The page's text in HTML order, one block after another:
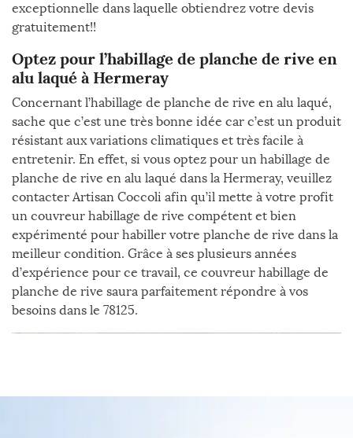
exceptionnelle dans laquelle obtiendrez votre devis
gratuitement!!
Optez pour l’habillage de planche de rive en
alu laqué à Hermeray
Concernant l’habillage de planche de rive en alu laqué,
sache que c’est une très bonne idée car c’est un produit
résistant aux variations climatiques et très facile à
entretenir. En effet, si vous optez pour un habillage de
planche de rive en alu laqué dans la Hermeray, veuillez
contacter Artisan Coccoli afin qu’il mette à votre profit
un couvreur habillage de rive compétent et bien
expérimenté pour habiller votre planche de rive dans la
meilleur condition. Grâce à ses plusieurs années
d’expérience pour ce travail, ce couvreur habillage de
planche de rive saura parfaitement répondre à vos
besoins dans le 78125.